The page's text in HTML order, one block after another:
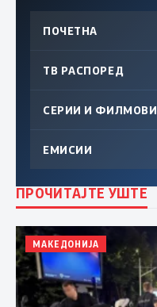
ПОЧЕТНА
ТВ РАСПОРЕД
СЕРИИ И ФИЛМОВИ
ЕМИСИИ
ПРОЧИТАЈТЕ УШТЕ
МАКЕДОНИЈА